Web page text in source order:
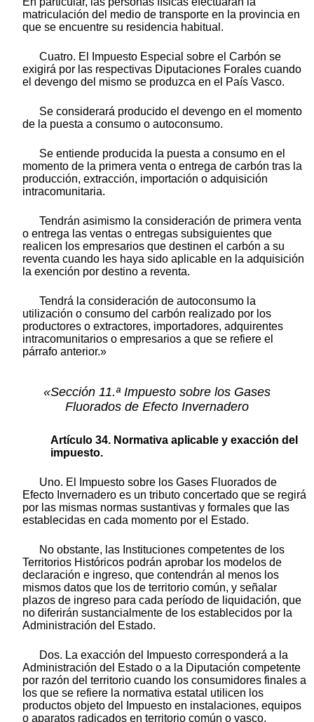
matriculación del medio de transporte en la provincia en
que se encuentre su residencia habitual.
Cuatro. El Impuesto Especial sobre el Carbón se
exigirá por las respectivas Diputaciones Forales cuando
el devengo del mismo se produzca en el País Vasco.
Se considerará producido el devengo en el momento
de la puesta a consumo o autoconsumo.
Se entiende producida la puesta a consumo en el
momento de la primera venta o entrega de carbón tras la
producción, extracción, importación o adquisición
intracomunitaria.
Tendrán asimismo la consideración de primera venta
o entrega las ventas o entregas subsiguientes que
realicen los empresarios que destinen el carbón a su
reventa cuando les haya sido aplicable en la adquisición
la exención por destino a reventa.
Tendrá la consideración de autoconsumo la
utilización o consumo del carbón realizado por los
productores o extractores, importadores, adquirentes
intracomunitarios o empresarios a que se refiere el
párrafo anterior.»
«Sección 11.ª Impuesto sobre los Gases
Fluorados de Efecto Invernadero
Artículo 34. Normativa aplicable y exacción del
impuesto.
Uno. El Impuesto sobre los Gases Fluorados de
Efecto Invernadero es un tributo concertado que se regirá
por las mismas normas sustantivas y formales que las
establecidas en cada momento por el Estado.
No obstante, las Instituciones competentes de los
Territorios Históricos podrán aprobar los modelos de
declaración e ingreso, que contendrán al menos los
mismos datos que los de territorio común, y señalar
plazos de ingreso para cada período de liquidación, que
no diferirán sustancialmente de los establecidos por la
Administración del Estado.
Dos. La exacción del Impuesto corresponderá a la
Administración del Estado o a la Diputación competente
por razón del territorio cuando los consumidores finales a
los que se refiere la normativa estatal utilicen los
productos objeto del Impuesto en instalaciones, equipos
o aparatos radicados en territorio común o vasco.